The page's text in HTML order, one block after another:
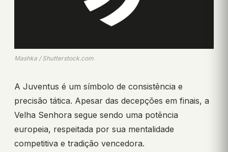
Mashka / Shutterstock.com
A Juventus é um símbolo de consistência e
precisão tática. Apesar das decepções em finais, a
Velha Senhora segue sendo uma potência
europeia, respeitada por sua mentalidade
competitiva e tradição vencedora.